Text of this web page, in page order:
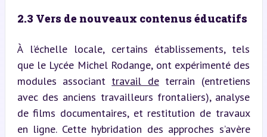
2.3 Vers de nouveaux contenus éducatifs
À l’échelle locale, certains établissements, tels
que le Lycée Michel Rodange, ont expérimenté des
modules associant travail de terrain (entretiens
avec des anciens travailleurs frontaliers), analyse
de films documentaires, et restitution de travaux
en ligne. Cette hybridation des approches s’avère